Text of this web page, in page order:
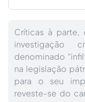
Críticas à
investigação
denominado
na legislação
para o seu
reveste-se do